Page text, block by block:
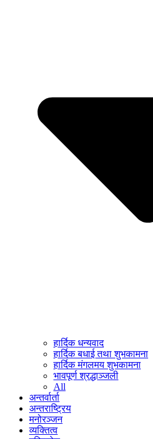
हार्दिक धन्यवाद
हार्दिक बधाई तथा शुभकामना
हार्दिक मंगलमय शुभकामना
भावपूर्ण श्रद्धाञ्जली
All
अन्तर्वार्ता
अन्तराष्ट्रिय
मनोरञ्जन
व्यक्तित्व